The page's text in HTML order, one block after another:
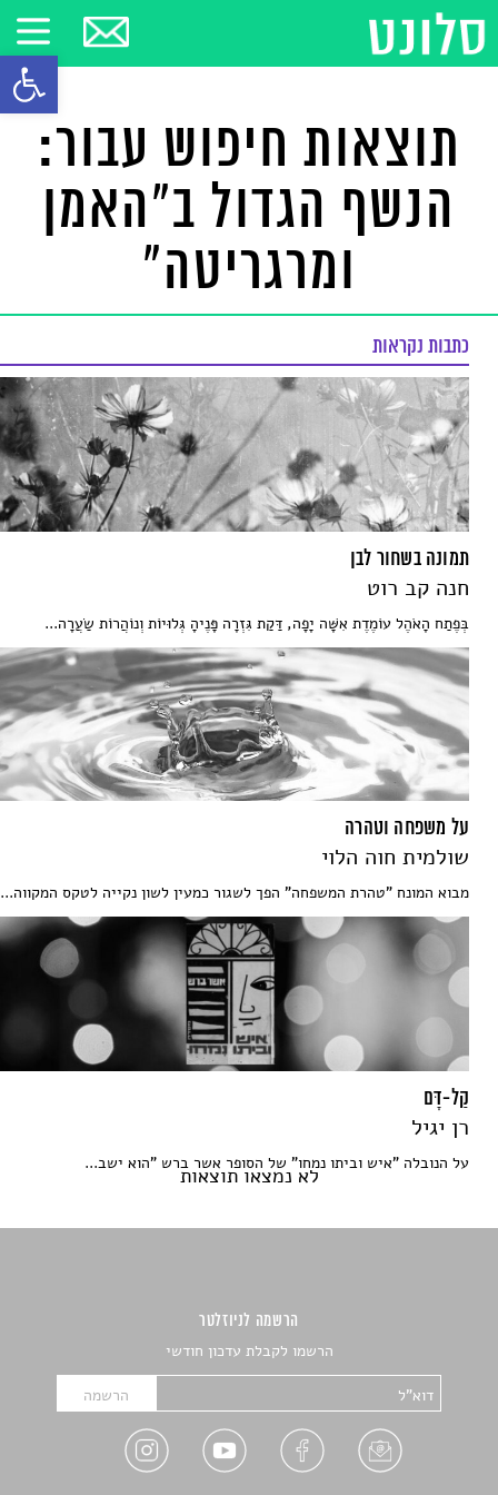
פתח
תוצאות חיפוש עבור:
הנשף הגדול ב"האמן
ומרגריטה"
כתבות נקראות
תמונה בשחור לבן
חנה קב רוט
בְּפֶתַח הָאֹהֶל עוֹמֶדֶת אִשָּׁה יָפָה, דַּקַת גִּזְרָה פָּנֶיהָ גְּלוּיוֹת וְנוֹהֲרוֹת שַׂעֲרָה...
על משפחה וטהרה
שולמית חוה הלוי
מבוא המונח "טהרת המשפחה" הפך לשגור כמעין לשון נקייה לטקס המקווה...
קַל-דָּם
רן יגיל
על הנובלה "איש וביתו נמחו" של הסופר אשר ברש "הוא ישב...
לא נמצאו תוצאות
הרשמה לניוזלטר
הרשמו לקבלת עדכון חודשי